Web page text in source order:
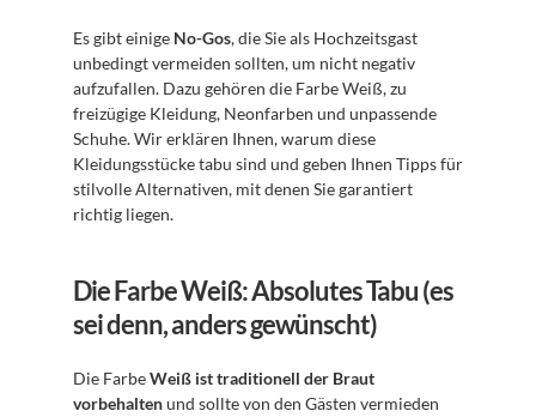
Es gibt einige No-Gos, die Sie als Hochzeitsgast
unbedingt vermeiden sollten, um nicht negativ
aufzufallen. Dazu gehören die Farbe Weiß, zu
freizügige Kleidung, Neonfarben und unpassende
Schuhe. Wir erklären Ihnen, warum diese
Kleidungsstücke tabu sind und geben Ihnen Tipps für
stilvolle Alternativen, mit denen Sie garantiert
richtig liegen.
Die Farbe Weiß: Absolutes Tabu (es
sei denn, anders gewünscht)
Die Farbe Weiß ist traditionell der Braut
vorbehalten und sollte von den Gästen vermieden